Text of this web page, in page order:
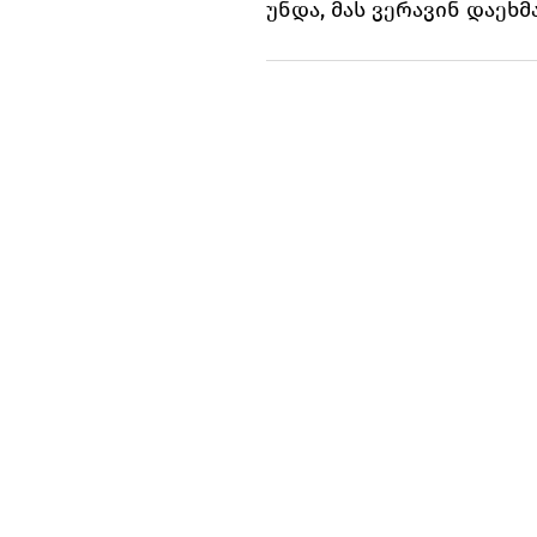
უნდა, მას ვერავინ